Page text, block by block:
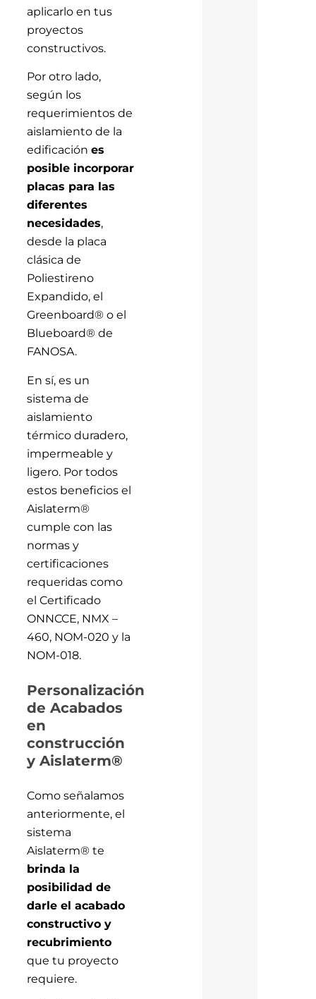
aplicarlo en tus
proyectos
constructivos.
Por otro lado,
según los
requerimientos de
aislamiento de la
edificación es
posible incorporar
placas para las
diferentes
necesidades,
desde la placa
clásica de
Poliestireno
Expandido, el
Greenboard® o el
Blueboard® de
FANOSA.
En sí, es un
sistema de
aislamiento
térmico duradero,
impermeable y
ligero. Por todos
estos beneficios el
Aislaterm®
cumple con las
normas y
certificaciones
requeridas como
el Certificado
ONNCCE, NMX –
460, NOM-020 y la
NOM-018.
Personalización
de Acabados
en
construcción
y Aislaterm®
Como señalamos
anteriormente, el
sistema
Aislaterm® te
brinda la
posibilidad de
darle el acabado
constructivo y
recubrimiento
que tu proyecto
requiere.